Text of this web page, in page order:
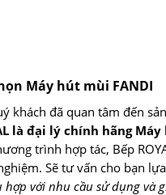
Máy hút mùi FANDI
khách đã quan tâm đến
là đại lý chính hãng
trình hợp tác, Bếp
Sẽ tư vấn cho bạn
hợp với nhu cầu sử dụng và